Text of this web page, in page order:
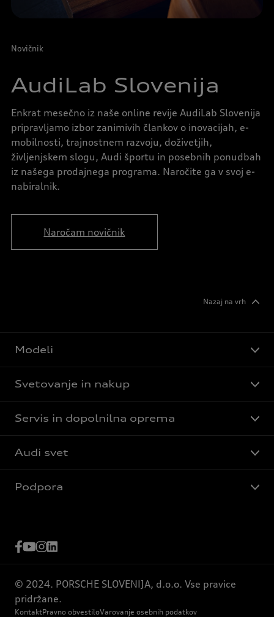
Novičnik
AudiLab Slovenija
Enkrat mesečno iz naše online revije AudiLab Slovenija
pripravljamo izbor zanimivih člankov o inovacijah, e-
mobilnosti, trajnostnem razvoju, doživetjih,
življenjskem slogu, Audi športu in posebnih ponudbah
iz našega prodajnega programa. Naročite ga v svoj e-
nabiralnik.
Naročam novičnik
Nazaj na vrh
Modeli
Svetovanje in nakup
Servis in dopolnilna oprema
Audi svet
Podpora
© 2024. PORSCHE SLOVENIJA, d.o.o. Vse pravice
pridržane.
KontaktPravno obvestiloVarovanje osebnih podatkov